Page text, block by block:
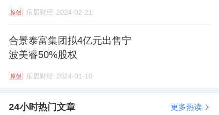
原创 乐居财经 2024-02-21
合景泰富集团拟4亿元出售宁
波美睿50%股权
原创 乐居财经 2024-01-10
24小时热门文章 更多热读